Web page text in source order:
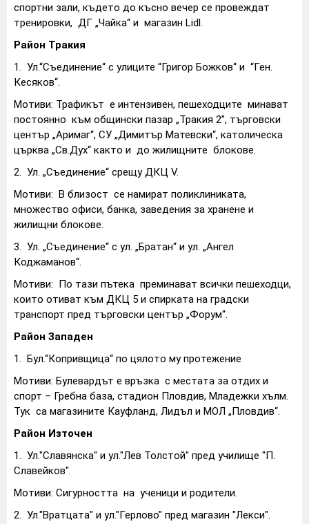
спортни зали, където до късно вечер се провеждат
тренировки, ДГ „Чайка“ и магазин Lidl.
Район Тракия
1. Ул.“Съединение“ с улиците “Григор Божков“ и “Ген.
Кесяков“.
Мотиви: Трафикът е интензивен, пешеходците минават
постоянно към общински пазар „Тракия 2”, търговски
център „Аримаг“, СУ „Димитър Матевски“, католическа
църква „Св.Дух“ както и до жилищните блокове.
2. Ул. „Съединение“ срещу ДКЦ V.
Мотиви: В близост се намират поликлиниката,
множество офиси, банка, заведения за хранене и
жилищни блокове.
3. Ул. „Съединение“ с ул. „Братан“ и ул. „Ангел
Коджаманов“.
Мотиви: По тази пътека преминават всички пешеходци,
които отиват към ДКЦ 5 и спирката на градски
транспорт пред търговски център „Форум“.
Район Западен
1. Бул.“Копривщица“ по цялото му протежение
Мотиви: Булевардът е връзка с местата за отдих и
спорт – Гребна база, стадион Пловдив, Младежки хълм.
Тук са магазините Кауфланд, Лидъл и МОЛ „Пловдив“.
Район Източен
1. Ул."Славянска" и ул."Лев Толстой" пред училище "П.
Славейков".
Мотиви: Сигурността на ученици и родители.
2. Ул."Вратцата" и ул."Герлово" пред магазин "Лекси".